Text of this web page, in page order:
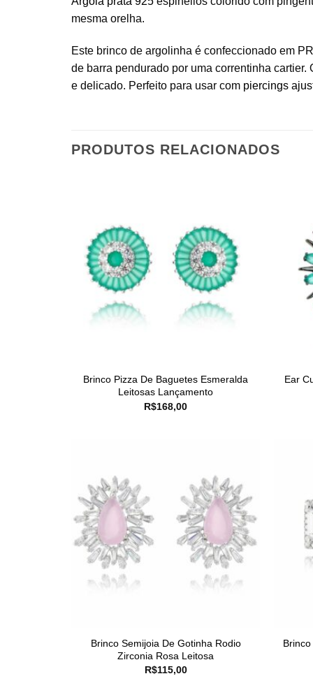
mesma orelha.
Este brinco de argolinha é confeccionado em
de barra pendurado por uma correntinha
e delicado. Perfeito para usar com piercings
PRODUTOS RELACIONADOS
Brinco Pizza De Baguetes Esmeralda
Leitosas Lançamento
R$168,00
Ear
Brinco Semijoia De Gotinha Rodio
Zirconia Rosa Leitosa
R$115,00